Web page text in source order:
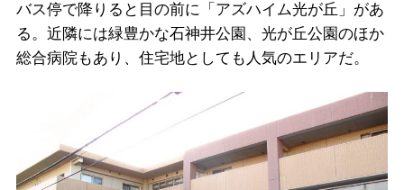
バス停で降りると目の前に「アズハイム光が丘」があ
る。近隣には緑豊かな石神井公園、光が丘公園のほか
総合病院もあり、住宅地としても人気のエリアだ。